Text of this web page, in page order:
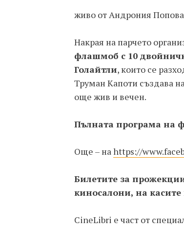
живо от Андрония Попова
Накрая на парчето
флашмоб с 10
Голайтли, които се
Труман Капоти създава
още жив и вечен.
Пълната програма на
Още – наhttps://
Билетите за
киносалони, на
CineLibri е част от